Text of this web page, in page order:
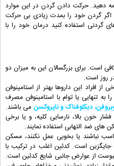
دهید. حرکت دادن گردن در این موارد
گردن خود را بمدت زیادی بی حرکت
گردنی استفاده کنید درمان خود را با
است. برای بزرگسالان این به میزان دو
از افراد این داروها بهتر از استامینوفن
تنهایی یا توام با استامینوفن مصرف
دیکلوفناک و ناپروکسن می باشند.
خون بالا، نارسایی کلیه، و یا برخی
های ضد التهابی استفاده نمایند.
نباشند یا بخوبی عمل نکنند، مسکن
جایگزین است. کدئین اغلب در ترکیب با
از عوارض جانبی شایع کدئین است.